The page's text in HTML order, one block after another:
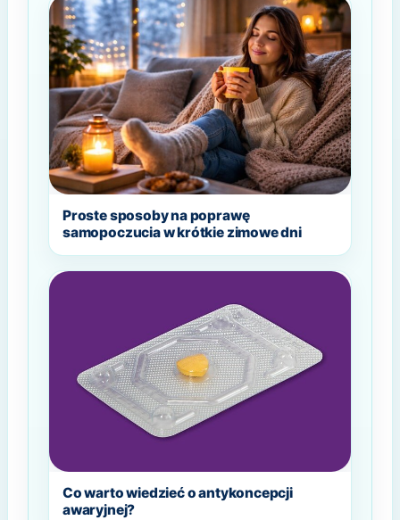
Proste sposoby na poprawę
samopoczucia w krótkie zimowe dni
Co warto wiedzieć o antykoncepcji
awaryjnej?